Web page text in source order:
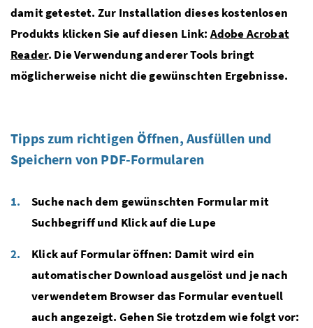
damit getestet. Zur Installation dieses kostenlosen
Produkts klicken Sie auf diesen Link: Adobe Acrobat
Reader. Die Verwendung anderer Tools bringt
möglicherweise nicht die gewünschten Ergebnisse.
Tipps zum richtigen Öffnen, Ausfüllen und
Speichern von PDF-Formularen
Suche nach dem gewünschten Formular mit
Suchbegriff und Klick auf die Lupe
Klick auf Formular öffnen: Damit wird ein
automatischer Download ausgelöst und je nach
verwendetem Browser das Formular eventuell
auch angezeigt. Gehen Sie trotzdem wie folgt vor: